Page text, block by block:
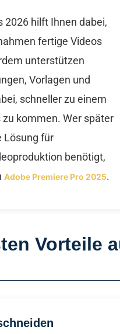
2026 hilft Ihnen dabei,
fertige Videos
unterstützen
Vorlagen und
schneller zu einem
zu kommen. Wer später
Lösung für
benötigt,
Adobe Premiere Pro 2025.
Vorteile